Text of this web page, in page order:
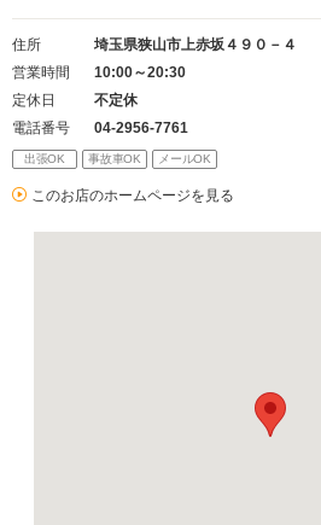
住所
埼玉県狭山市上赤坂４９０－４
営業時間
10:00～20:30
定休日
不定休
電話番号
04-2956-7761
出張OK 事故車OK メールOK
このお店のホームページを見る